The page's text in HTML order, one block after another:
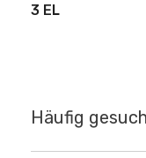
3 EL
Häufig